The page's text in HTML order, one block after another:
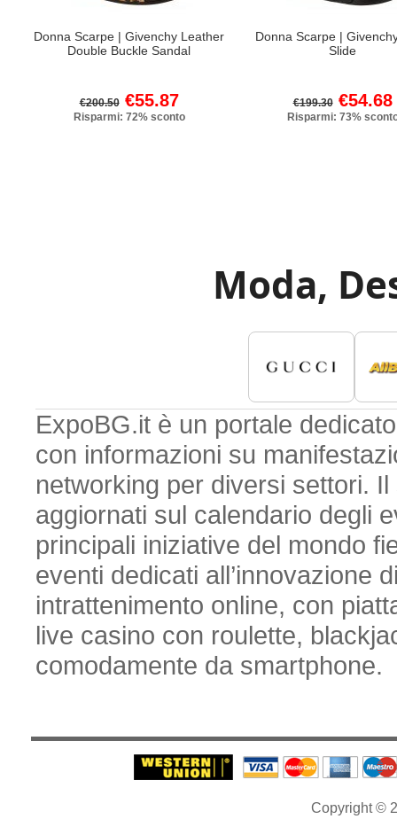
Donna Scarpe | Givenchy Leather
Double Buckle Sandal
€200.50 €55.87
Risparmi: 72% sconto
Donna Scarpe |
Slide
€199.30 €54.68
Risparmi: 73%
Moda,
ExpoBG.it è un portale
con informazioni su
networking per diversi settori.
aggiornati sul calendario degli
principali iniziative del mondo
eventi dedicati all’innovazione
intrattenimento online, con
live casino con roulette,
comodamente da smartphone.
Copyright ©